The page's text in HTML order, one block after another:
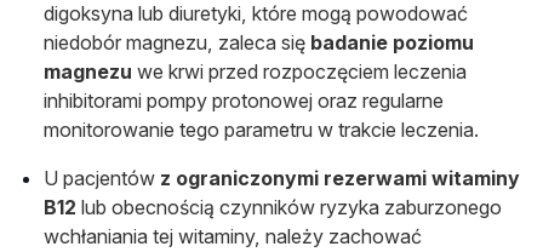
digoksyna lub diuretyki, które mogą powodować
niedobór magnezu, zaleca się badanie poziomu
magnezu we krwi przed rozpoczęciem leczenia
inhibitorami pompy protonowej oraz regularne
monitorowanie tego parametru w trakcie leczenia.
U pacjentów z ograniczonymi rezerwami witaminy
B12 lub obecnością czynników ryzyka zaburzonego
wchłaniania tej witaminy, należy zachować